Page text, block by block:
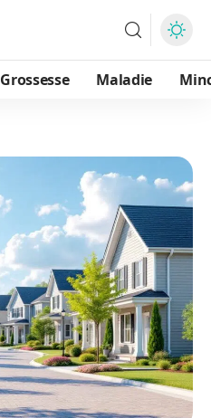
Grossesse Maladie